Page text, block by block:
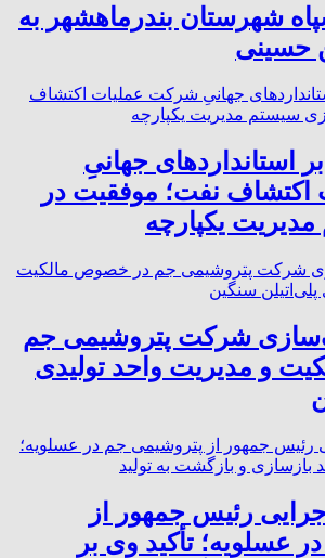
شهرستان بندرماهشهر به
حسینی
مهر تأیید SGS بر استانداردهای جهانیِ
نفت؛ موفقیت در
یکپارچه
شرکت پتروشیمی جم
و مدیریت واحد تولیدی
رئیس جمهور از
عسلویه؛ تأکید وی بر